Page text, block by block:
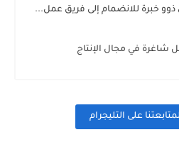
خبرة للانضمام إلى فريق عمل...
في مجال الإنتاج
على التليجرام